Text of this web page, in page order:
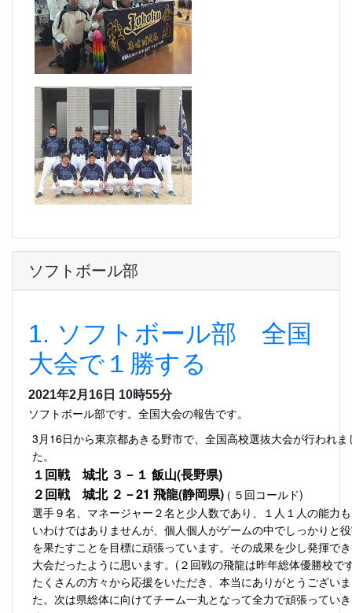
ソフトボール部
1. ソフトボール部 全国
大会で１勝する
2021年2月16日 10時55分
ソフトボール部です。全国大会の報告です。
3月16日から東京都あきる野市で、全国高校選抜大会が行われま
た。
１回戦 城北 ３－１ 飯山(長野県)
２回戦 城北 ２－21 飛龍(静岡県) ( ５回コールド)
選手９名、マネージャー２名と少人数であり、１人１人の能力
いわけではありませんが、個人個人がゲームの中でしっかりと
を果たすことを目標に頑張っています。その成果を少し発揮で
大会だったように思います。(２回戦の飛龍は昨年総体優勝校で
たくさんの方々から応援をいただき、本当にありがとうござい
た。次は県総体に向けてチーム一丸となって全力で頑張ってい